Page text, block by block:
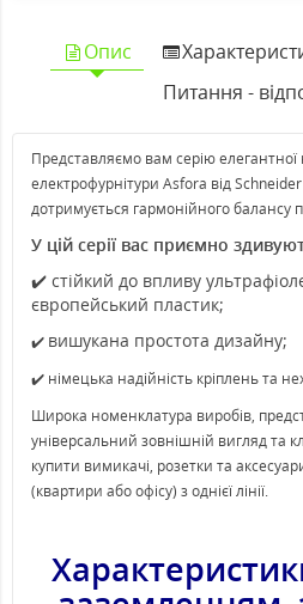
Опис
Питання -
Представляємо вам серію елегантної
електрофурнітури Asfora від
дотримується гармонійного балансу
У цій серії вас приємно
✔️ стійкий до впливу
європейський пластик;
✔️ вишукана простота дизайну;
✔️ німецька надійність кріплень та
Широка номенклатура виробів,
універсальний зовнішній вигляд та
купити вимикачі, розетки та
(квартири або офісу) з однієї лінії.